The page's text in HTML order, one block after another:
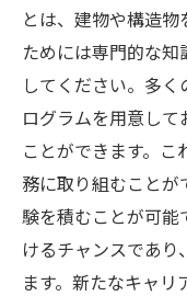
とは、建物や構造
ためには専門的な
してください。多
ログラムを用意し
ことができます。
務に取り組むこと
験を積むことが可能
けるチャンスであ
ます。新たなキャ